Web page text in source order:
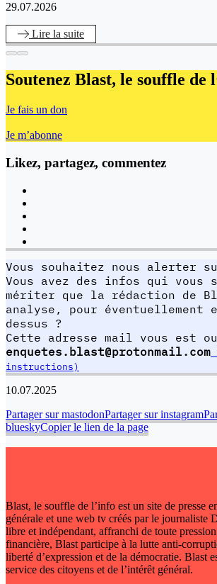
29.07.2026
Lire la suite
Soutenez Blast, le souffle de
Je fais un don
Je m’abonne
Likez, partagez, commentez
Vous souhaitez nous alerter
Vous avez des infos qui vous
mériter que la rédaction de
analyse, pour éventuellement
dessus ?
Cette adresse mail vous est
enquetes.blast@protonmail.com
instructions)
10.07.2025
Partager sur mastodonPartager sur instagram
blueskyCopier le lien de la page
Blast, le souffle de l’info est un site de presse
générale et une web tv créés par le journaliste
libre et indépendant, affranchi de toute
financière, Blast participe à la lutte anti-
liberté d’expression et de la démocratie. Blast
service des citoyens et de l’intérêt général.